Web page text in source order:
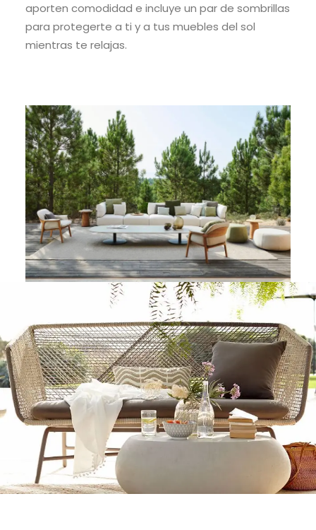
aporten comodidad e incluye un par de sombrillas
para protegerte a ti y a tus muebles del sol
mientras te relajas.